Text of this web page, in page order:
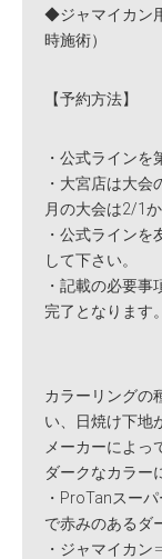
◆ジャマイカ
時施術）
【予約方法】
・公式ラインを
・大宮店は大
月の大会は2/1か
・公式ライン
して下さい。
・記載の必要
完了となります。
カラーリングの
い、日焼け下地
メーカーによっ
ダークなカラー
・ProTanスー
で赤みのあるダ
・ジャマイカ